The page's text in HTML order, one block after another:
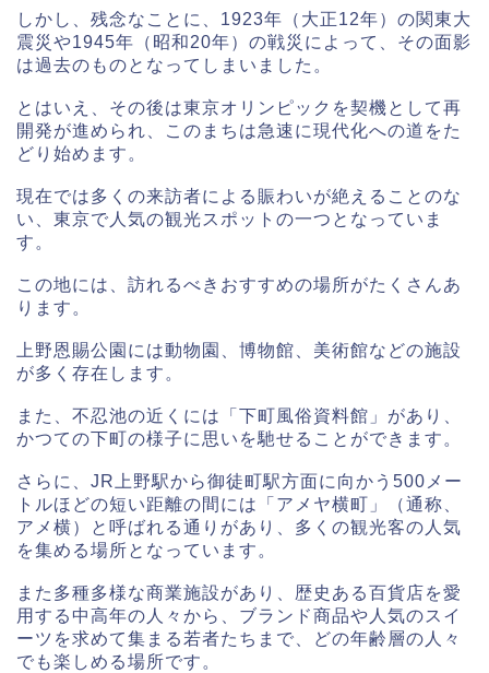
しかし、残念なことに、1923年（大正12年）の関東大
震災や1945年（昭和20年）の戦災によって、その面影
は過去のものとなってしまいました。
とはいえ、その後は東京オリンピックを契機として再
開発が進められ、このまちは急速に現代化への道をた
どり始めます。
現在では多くの来訪者による賑わいが絶えることのな
い、東京で人気の観光スポットの一つとなっていま
す。
この地には、訪れるべきおすすめの場所がたくさんあ
ります。
上野恩賜公園には動物園、博物館、美術館などの施設
が多く存在します。
また、不忍池の近くには「下町風俗資料館」があり、
かつての下町の様子に思いを馳せることができます。
さらに、JR上野駅から御徒町駅方面に向かう500メー
トルほどの短い距離の間には「アメヤ横町」（通称、
アメ横）と呼ばれる通りがあり、多くの観光客の人気
を集める場所となっています。
また多種多様な商業施設があり、歴史ある百貨店を愛
用する中高年の人々から、ブランド商品や人気のスイ
ーツを求めて集まる若者たちまで、どの年齢層の人々
でも楽しめる場所です。